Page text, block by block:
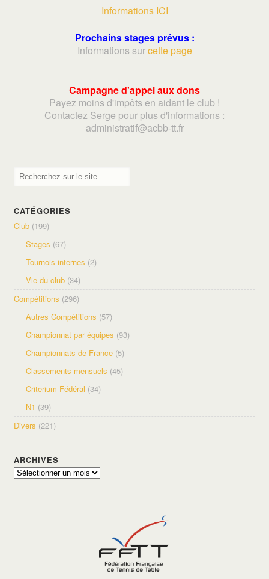
Informations ICI
Prochains stages prévus :
Informations surcette page
Campagne d'appel aux dons
Payez moins d'impôts en aidant le club !
Contactez Serge pour plus d'informations :
administratif@acbb-tt.fr
CATÉGORIES
Club (199)
Stages (67)
Tournois internes (2)
Vie du club (34)
Compétitions (296)
Autres Compétitions (57)
Championnat par équipes (93)
Championnats de France (5)
Classements mensuels (45)
Criterium Fédéral (34)
N1 (39)
Divers (221)
ARCHIVES
Archives